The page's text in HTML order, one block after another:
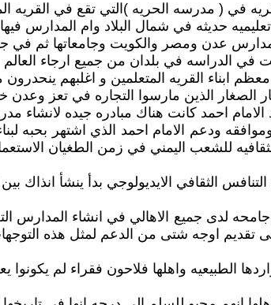
في ( مدرسه الحريه )التي تقع في القريه
حديثه في شمال البلاد وام المدارس فيها
عدن ومصر والكويت وجامعاتها ثم في
في الدراسه في بلدان من جميع ارجاء العالم
ابناء القريه المتعلمين و اغلبهم
الصغار الذين مارسوا التجاره في تعز وعدن
احمد كانت هناك مبادره جيده لانشاء
ودعم الامام احمد الذي اشتهر بحبه
للشعب اليمني في زمن الطغيان
الثقافي الايديولوجي بدأ ينشأ انذاك
لدى جميع الاهالي في انشاء المدارس
اوجه شتى من الدعم لمثل هذه
الطبيعيه واهلها فلاحون فقراء لم